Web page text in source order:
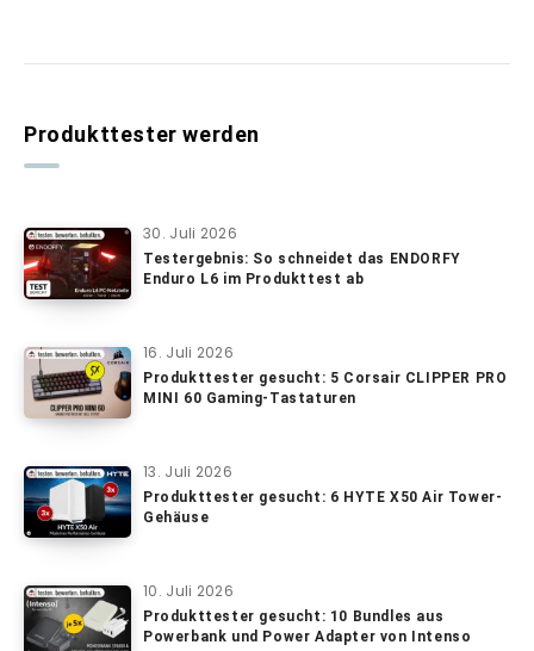
Produkttester werden
30. Juli 2026
Testergebnis: So schneidet das ENDORFY
Enduro L6 im Produkttest ab
16. Juli 2026
Produkttester gesucht: 5 Corsair CLIPPER PRO
MINI 60 Gaming-Tastaturen
13. Juli 2026
Produkttester gesucht: 6 HYTE X50 Air Tower-
Gehäuse
10. Juli 2026
Produkttester gesucht: 10 Bundles aus
Powerbank und Power Adapter von Intenso